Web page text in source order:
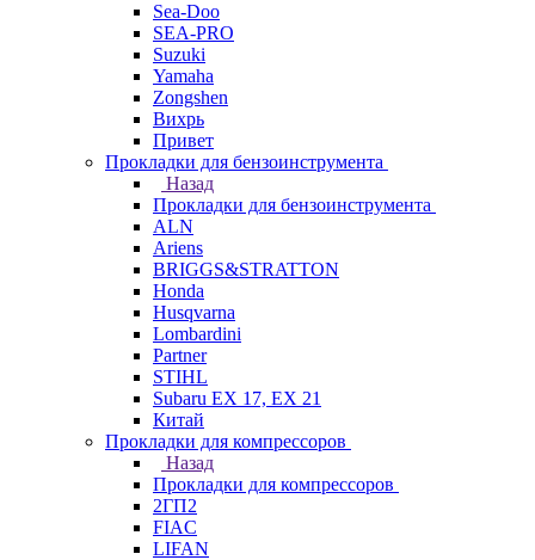
Sea-Doo
SEA-PRO
Suzuki
Yamaha
Zongshen
Вихрь
Привет
Прокладки для бензоинструмента
Назад
Прокладки для бензоинструмента
ALN
Ariens
BRIGGS&STRATTON
Honda
Husqvarna
Lombardini
Partner
STIHL
Subaru EX 17, EX 21
Китай
Прокладки для компрессоров
Назад
Прокладки для компрессоров
2ГП2
FIAC
LIFAN